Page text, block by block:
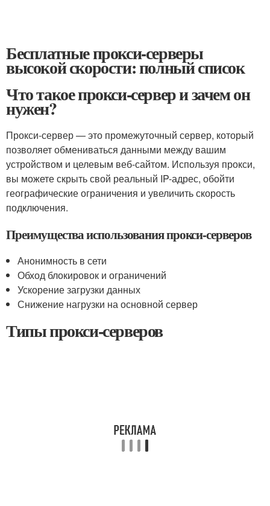
Бесплатные прокси-серверы
высокой скорости: полный список
Что такое прокси-сервер и зачем он
нужен?
Прокси-сервер — это промежуточный сервер, который
позволяет обмениваться данными между вашим
устройством и целевым веб-сайтом. Используя прокси,
вы можете скрыть свой реальный IP-адрес, обойти
географические ограничения и увеличить скорость
подключения.
Преимущества использования прокси-серверов
Анонимность в сети
Обход блокировок и ограничений
Ускорение загрузки данных
Снижение нагрузки на основной сервер
Типы прокси-серверов